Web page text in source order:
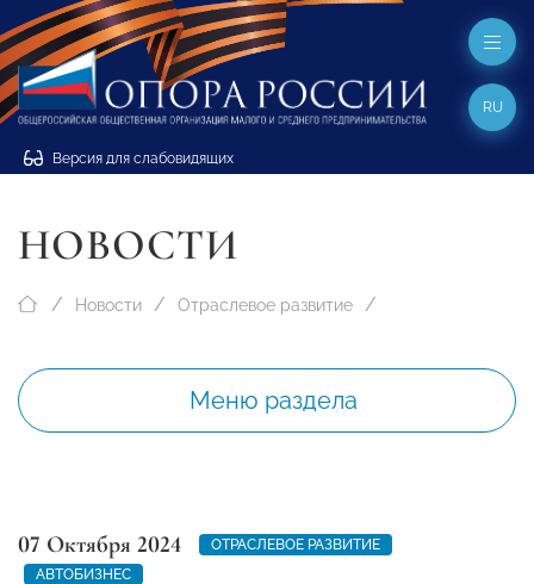
Версия для слабовидящих
RU
НОВОСТИ
Новости Отраслевое развитие
Меню раздела
07 Октября 2024
ОТРАСЛЕВОЕ РАЗВИТИЕ
АВТОБИЗНЕС